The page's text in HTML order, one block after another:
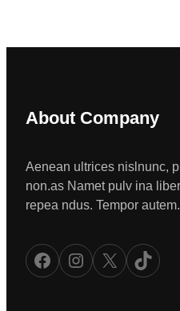
About Company
Aenean ultrices nislnunc,
non.as Namet pulv ina
repea ndus. Tempor autem.
Facebook Instagram X TikTok